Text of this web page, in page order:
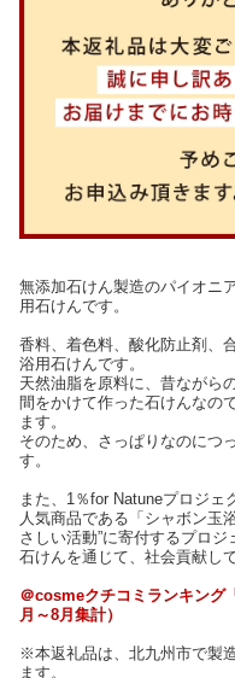
無添加石けん製造のパイオニ
用石けんです。
香料、着色料、酸化防止剤、
浴用石けんです。
天然油脂を原料に、昔ながら
間をかけて作った石けんなの
ます。
そのため、さっぱりなのにつ
す。
また、1％for Natuneプロジェ
人気商品である「シャボン玉
さしい活動”に寄付するプロジ
石けんを通じて、社会貢献し
＠cosmeクチコミランキング
月～8月集計）
※本返礼品は、北九州市で製
ます。